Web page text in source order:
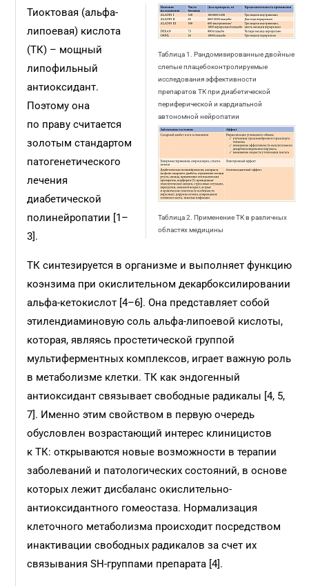
Таблица 1. Рандомизированные двойные
слепые плацебоконтролируемые
исследования эффективности
препаратов ТК при диабетической
периферической и кардиальной
автономной нейропатии
Таблица 2. Применение ТК в различных
областях медицины
Тиоктовая (альфа-
липоевая) кислота
(ТК) – мощный
липофильный
антиоксидант.
Поэтому она
по праву считается
золотым стандартом
патогенетического
лечения
диабетической
полинейропатии [1–
3].
ТК синтезируется в организме и выполняет функцию
коэнзима при окислительном декарбоксилировании
альфа-кетокислот [4–6]. Она представляет собой
этилендиаминовую соль альфа-липоевой кислоты,
которая, являясь простетической группой
мультиферментных комплексов, играет важную роль
в метаболизме клетки. ТК как эндогенный
антиоксидант связывает свободные радикалы [4, 5,
7]. Именно этим свойством в первую очередь
обусловлен возрастающий интерес клиницистов
к ТК: открываются новые возможности в терапии
заболеваний и патологических состояний, в основе
которых лежит дисбаланс окислительно-
антиоксидантного гомеостаза. Нормализация
клеточного метаболизма происходит посредством
инактивации свободных радикалов за счет их
связывания SH-группами препарата [4].